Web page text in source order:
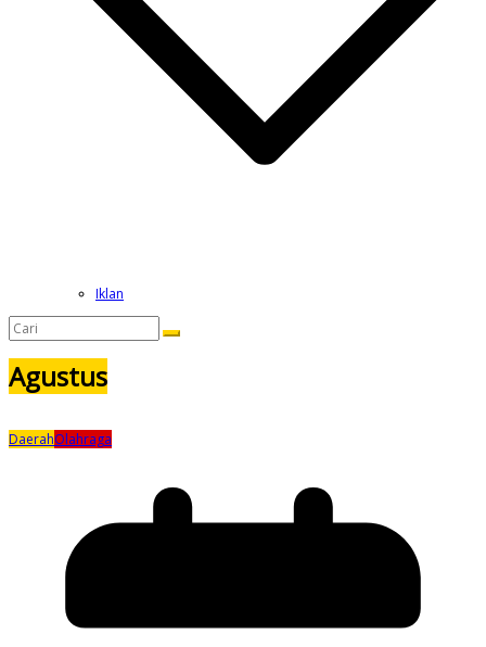
Iklan
Agustus
DaerahOlahraga